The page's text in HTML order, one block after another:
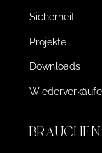
Sicherheit
Projekte
Downloads